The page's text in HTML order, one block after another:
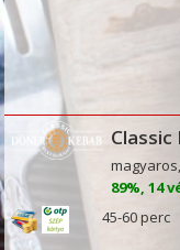
89%, 14
45-60 perc